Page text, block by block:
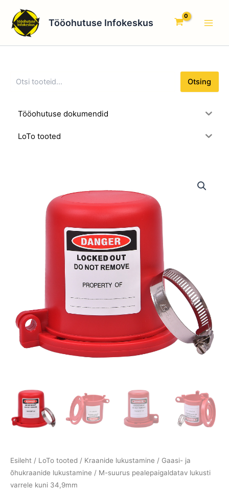
content
Tööohutuse Infokeskus
s
n
Otsing
Tööohutuse dokumendid
LoTo tooted
Esileht / LoTo tooted / Kraanide lukustamine / Gaasi- ja
õhukraanide lukustamine / M-suurus pealepaigaldatav lukusti
varrele kuni 34,9mm